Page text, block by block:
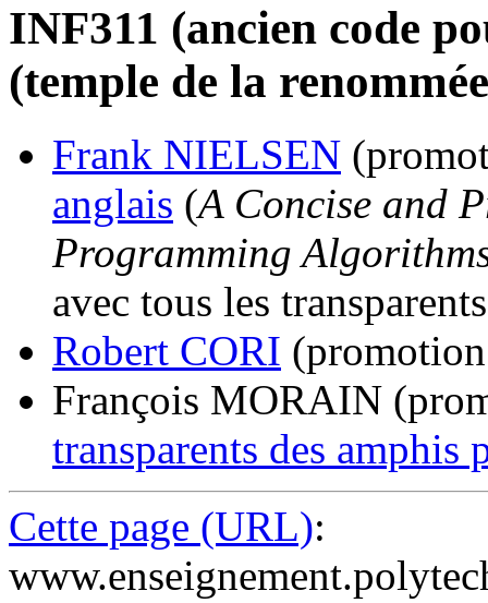
INF311 (ancien code
(temple de la
Frank NIELSEN
anglais (A Concise and
Programming
avec tous les
Robert CORI
François MORAIN
transparents des amphis
Cette page (URL):